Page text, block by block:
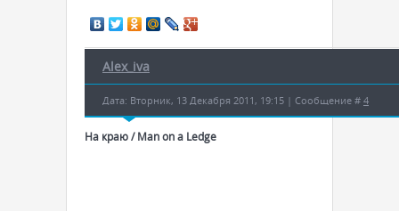
Alex_iva
Дата: Вторник, 13 Декабря 2011, 19:15 | Сообщение # 4
На краю / Man on a Ledge